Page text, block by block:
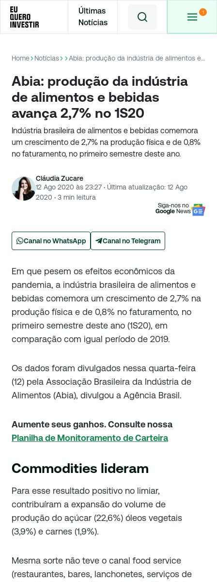
Últimas
Notícias
Home Notícias Abia: produção da indústria de alimentos e bebidas avança 2,7% no 1S20
Abia: produção da indústria
de alimentos e bebidas
avança 2,7% no 1S20
Indústria brasileira de alimentos e bebidas comemora
um crescimento de 2,7% na produção física e de 0,8%
no faturamento, no primeiro semestre deste ano.
Cláudia Zucare
12 Ago 2020 às 23:27 · Última atualização: 12 Ago
2020 · 3 min leitura
Siga-nos no
Google News
Canal no WhatsApp Canal no Telegram
Em que pesem os efeitos econômicos da
pandemia, a indústria brasileira de alimentos e
bebidas comemora um crescimento de 2,7% na
produção física e de 0,8% no faturamento, no
primeiro semestre deste ano (1S20), em
comparação com igual período de 2019.
Os dados foram divulgados nessa quarta-feira
(12) pela Associação Brasileira da Indústria de
Alimentos (Abia), divulgou a Agência Brasil.
Aumente seus ganhos. Consulte nossa
Planilha de Monitoramento de Carteira
Commodities lideram
Para esse resultado positivo no limiar,
contribuíram a expansão do volume de
produção do açúcar (22,6%) óleos vegetais
(3,9%) e carnes (1,9%).
Mesma sorte não teve o canal food service
(restaurantes, bares, lanchonetes, serviços de